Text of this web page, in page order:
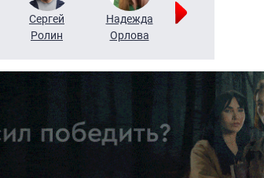
Сергей
Ролин
Надежда
Орлова